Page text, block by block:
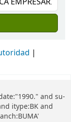
and su-
itype:BK and